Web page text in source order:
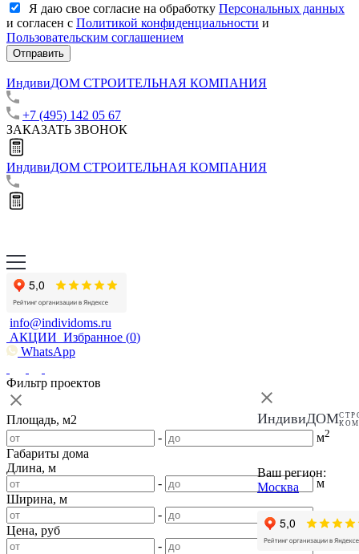
Я даю свое согласие на обработку Персональных данных
и согласен с Политикой конфиденциальности и
Пользовательским соглашением
Отправить
ИндивиДОМ СТРОИТЕЛЬНАЯ КОМПАНИЯ
+7 (495) 142 05 67
ЗАКАЗАТЬ ЗВОНОК
ИндивиДОМ СТРОИТЕЛЬНАЯ КОМПАНИЯ
info@individoms.ru
АКЦИИ Избранное (0)
WhatsApp
ИндивиДОМ
Ваш регион:
Москва
Фильтр проектов
Площадь, м2
-
м2
Габариты дома
Длина, м
-
м
Ширина, м
-
Цена, руб
-